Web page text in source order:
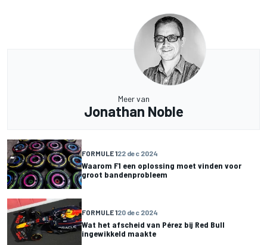
Meer van
Jonathan Noble
FORMULE 122 dec 2024
Waarom F1 een oplossing moet vinden voor
groot bandenprobleem
FORMULE 120 dec 2024
Wat het afscheid van Pérez bij Red Bull
ingewikkeld maakte